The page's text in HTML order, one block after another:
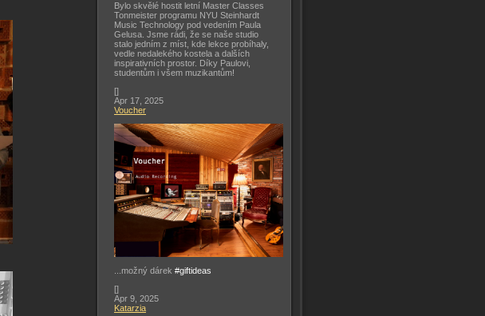
Bylo skvělé hostit letní Master Classes
Tonmeister programu NYU Steinhardt
Music Technology pod vedením Paula
Gelusa. Jsme rádi, že se naše studio
stalo jedním z míst, kde lekce probíhaly,
vedle nedalekého kostela a dalších
inspirativních prostor. Díky Paulovi,
studentům i všem muzikantům!
[]
Apr 17, 2025
Voucher
...možný dárek #giftideas
[]
Apr 9, 2025
Katarzia